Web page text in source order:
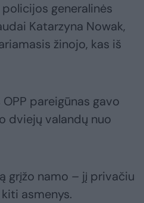
generalinės
Katarzyna Nowak,
žinojo, kas iš
pareigūnas gavo
dviejų valandų nuo
grįžo namo – jį privačiu
asmenys.